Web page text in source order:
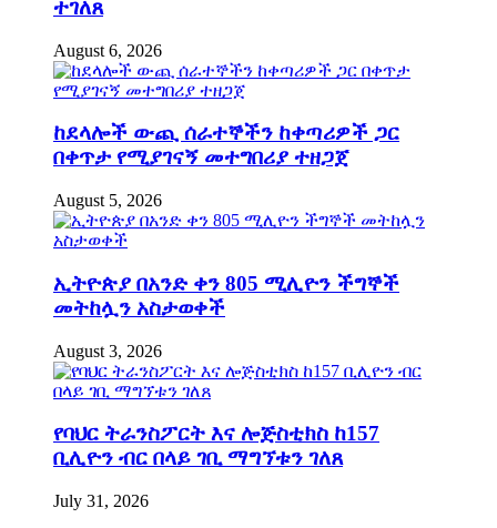
ተገለጸ
August 6, 2026
ከደላሎች ውጪ ሰራተኞችን ከቀጣሪዎች ጋር
በቀጥታ የሚያገናኝ መተግበሪያ ተዘጋጀ
August 5, 2026
ኢትዮጵያ በአንድ ቀን 805 ሚሊዮን ችግኞች
መትከሏን አስታወቀች
August 3, 2026
የባህር ትራንስፖርት እና ሎጅስቲክስ ከ157
ቢሊዮን ብር በላይ ገቢ ማግኘቱን ገለጸ
July 31, 2026